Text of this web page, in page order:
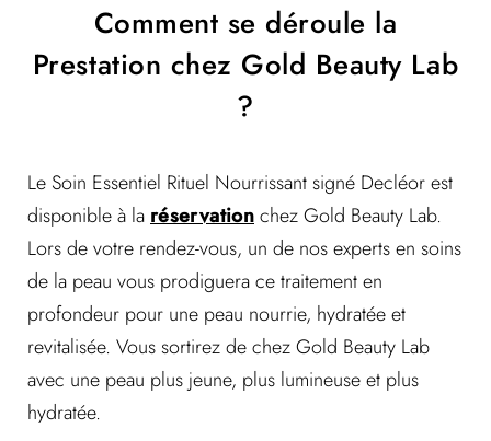
Comment se déroule la
Prestation chez Gold Beauty Lab
?
Le Soin Essentiel Rituel Nourrissant signé Decléor est
disponible à la réservationchez Gold Beauty Lab.
Lors de votre rendez-vous, un de nos experts en soins
de la peau vous prodiguera ce traitement en
profondeur pour une peau nourrie, hydratée et
revitalisée. Vous sortirez de chez Gold Beauty Lab
avec une peau plus jeune, plus lumineuse et plus
hydratée.